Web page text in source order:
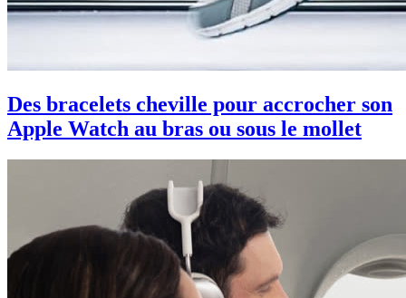
Des bracelets cheville pour accrocher son
Apple Watch au bras ou sous le mollet